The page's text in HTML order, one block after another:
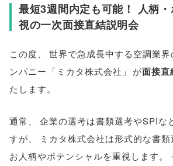
最短3週間内定も可能！ 人柄
視の一次面接直結説明会
この度、
世界で急成長中する空調業
ンパニー 「 ミカタ株式会社 」 が面接直
たします。
通常
企業の選考は書類選考やSPIな
すが
ミカタ株式会社は形式的な書
お人柄やポテンシャルを重視します。